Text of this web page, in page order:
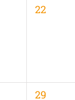
0
22
0
29